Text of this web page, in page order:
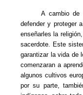
A cambio de
defender y proteger
enseñarles la
sacerdote. Este
garantizar la vida de
comenzaran a
algunos cultivos
por su parte,